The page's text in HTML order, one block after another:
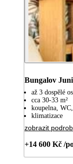
Bungalov
až 3 dospělé
cca 30-33 m²
koupelna,
klimatizace
zobrazit
+14 600 Kč /